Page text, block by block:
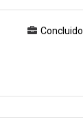
Concluido